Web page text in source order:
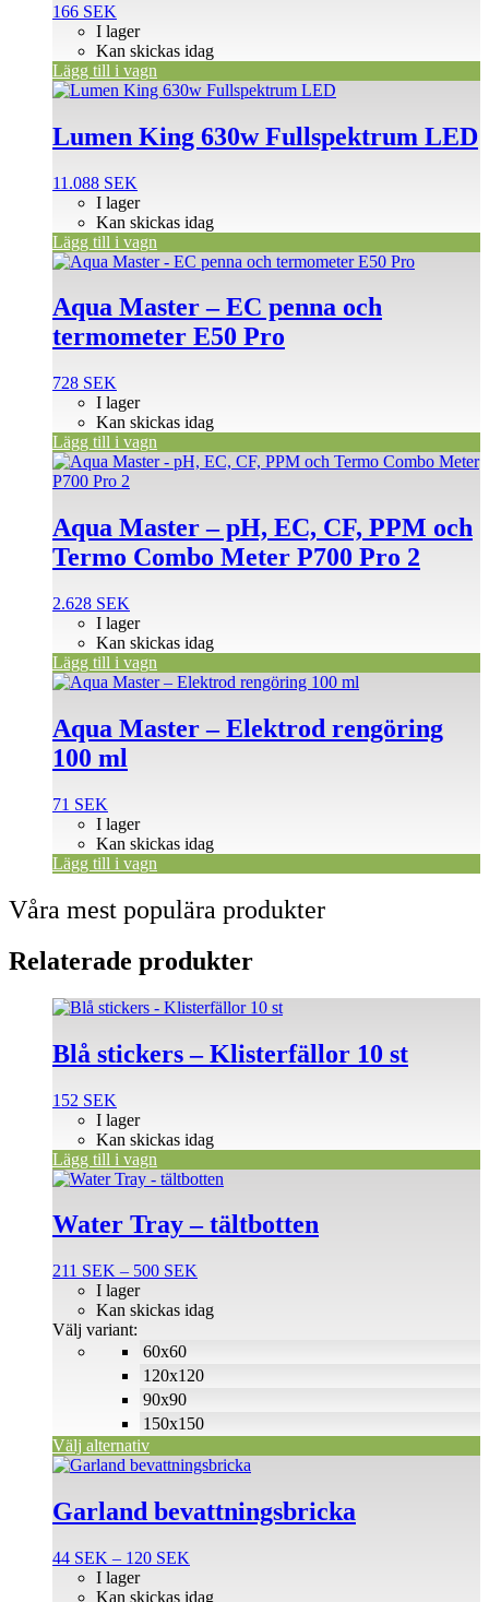
166 SEK
I lager
Kan skickas idag
Lägg till i vagn
Lumen King 630w Fullspektrum LED
11.088 SEK
I lager
Kan skickas idag
Lägg till i vagn
Aqua Master – EC penna och
termometer E50 Pro
728 SEK
I lager
Kan skickas idag
Lägg till i vagn
Aqua Master – pH, EC, CF, PPM och
Termo Combo Meter P700 Pro 2
2.628 SEK
I lager
Kan skickas idag
Lägg till i vagn
Aqua Master – Elektrod rengöring
100 ml
71 SEK
I lager
Kan skickas idag
Lägg till i vagn
Våra mest populära produkter
Relaterade produkter
Blå stickers – Klisterfällor 10 st
152 SEK
I lager
Kan skickas idag
Lägg till i vagn
Water Tray – tältbotten
211 SEK – 500 SEK
till
60x60
120x120
90x90
150x150
I lager
Kan skickas idag
Välj variant:
Välj alternativ
Den
produkten
har
varianter.
olika
alternativen
Garland bevattningsbricka
44 SEK – 120 SEK
till
I lager
Kan skickas idag
Den
produkten
har
varianter.